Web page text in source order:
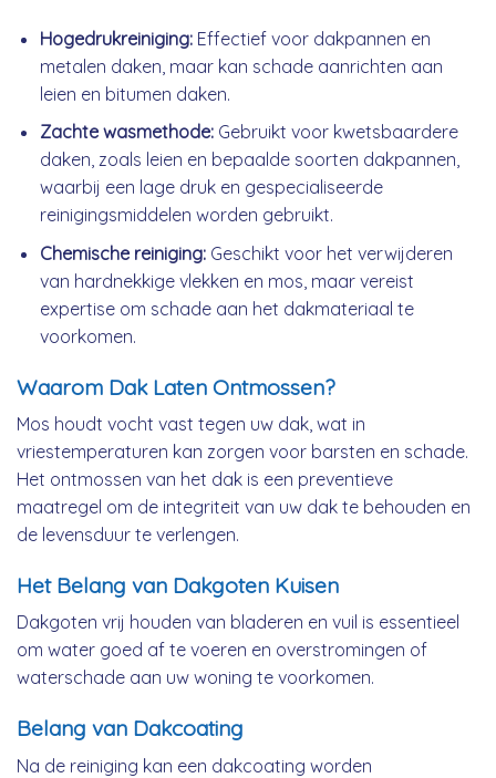
Hogedrukreiniging:Effectief voor dakpannen en
metalen daken, maar kan schade aanrichten aan
leien en bitumen daken.
Zachte wasmethode:Gebruikt voor kwetsbaardere
daken, zoals leien en bepaalde soorten dakpannen,
waarbij een lage druk en gespecialiseerde
reinigingsmiddelen worden gebruikt.
Chemische reiniging:Geschikt voor het verwijderen
van hardnekkige vlekken en mos, maar vereist
expertise om schade aan het dakmateriaal te
voorkomen.
Waarom Dak Laten Ontmossen?
Mos houdt vocht vast tegen uw dak, wat in
vriestemperaturen kan zorgen voor barsten en schade.
Het ontmossen van het dak is een preventieve
maatregel om de integriteit van uw dak te behouden en
de levensduur te verlengen.
Het Belang van Dakgoten Kuisen
Dakgoten vrij houden van bladeren en vuil is essentieel
om water goed af te voeren en overstromingen of
waterschade aan uw woning te voorkomen.
Belang van Dakcoating
Na de reiniging kan een dakcoating worden